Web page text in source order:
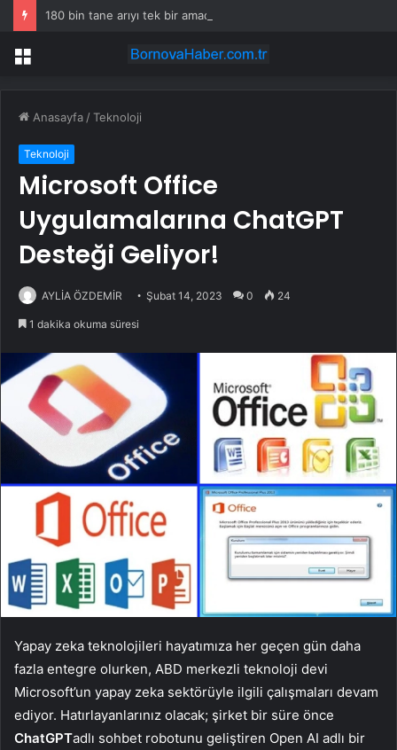
180 bin tane arıyı tek bir amaç doğaya saldılar
Menü
Anasayfa /Teknoloji
Teknoloji
Microsoft Office
Uygulamalarına ChatGPT
Desteği Geliyor!
AYLİA ÖZDEMİR Şubat 14, 2023 0 24
1 dakika okuma süresi
Yapay zeka teknolojileri hayatımıza her geçen gün daha
fazla entegre olurken, ABD merkezli teknoloji devi
Microsoft’un yapay zeka sektörüyle ilgili çalışmaları devam
ediyor. Hatırlayanlarınız olacak; şirket bir süre önce
ChatGPTadlı sohbet robotunu geliştiren Open AI adlı bir